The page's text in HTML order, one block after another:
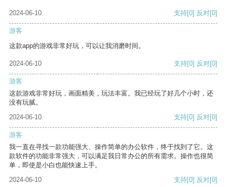
2024-06-10 支持[0] 反对[0]
游客
这款app的游戏非常好玩，可以让我消磨时间。
2024-06-10 支持[0] 反对[0]
游客
这款游戏非常好玩，画面精美，玩法丰富。我已经玩了好几个小时，还
没有玩腻。
2024-06-10
支持[0] 反对[0]
游客
我一直在寻找一款功能强大、操作简单的办公软件，终于找到了它。这
款软件的功能非常强大，可以满足我日常办公的所有需求。操作也很简
单，即使是小白也能快速上手。
2024-06-10
支持[0] 反对[0]